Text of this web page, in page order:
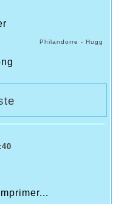
Philandorre - Hugg
Imprimer...